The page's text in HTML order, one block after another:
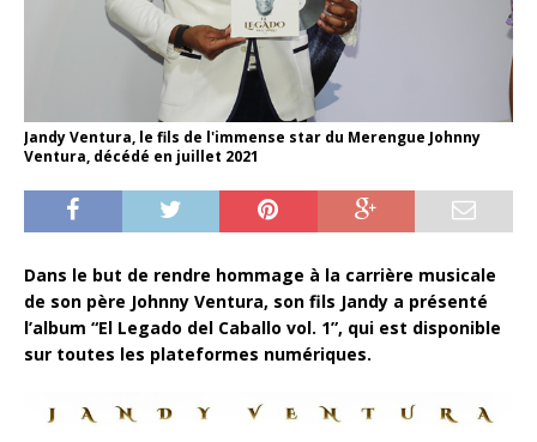
Jandy Ventura, le fils de l'immense star du Merengue Johnny
Ventura, décédé en juillet 2021
Dans le but de rendre hommage à la carrière musicale
de son père Johnny Ventura, son fils Jandy a présenté
l’album “El Legado del Caballo vol. 1”, qui est disponible
sur toutes les plateformes numériques.